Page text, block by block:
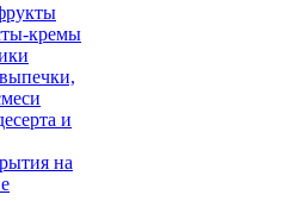
кремы
и
на